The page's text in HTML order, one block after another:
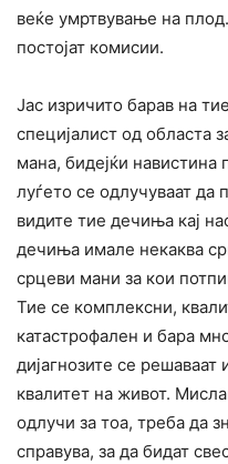
веќе умртвување на
постојат комисии.
Јас изричито барав на
специјалист од областа
мана, бидејќи навистина
луѓето се одлучуваат да
видите тие дечиња кај
дечиња имале некаква
срцеви мани за кои
Тие се комплексни,
катастрофален и бара
дијагнозите се
квалитет на живот.
одлучи за тоа, треба да
справува, за да бидат